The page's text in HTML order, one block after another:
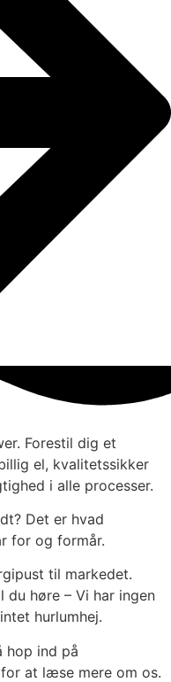
Forestil dig et
el, kvalitetssikker
i alle processer.
Det er hvad
for og formår.
til markedet.
du høre – Vi har ingen
hurlumhej.
hop ind på
at læse mere om os.